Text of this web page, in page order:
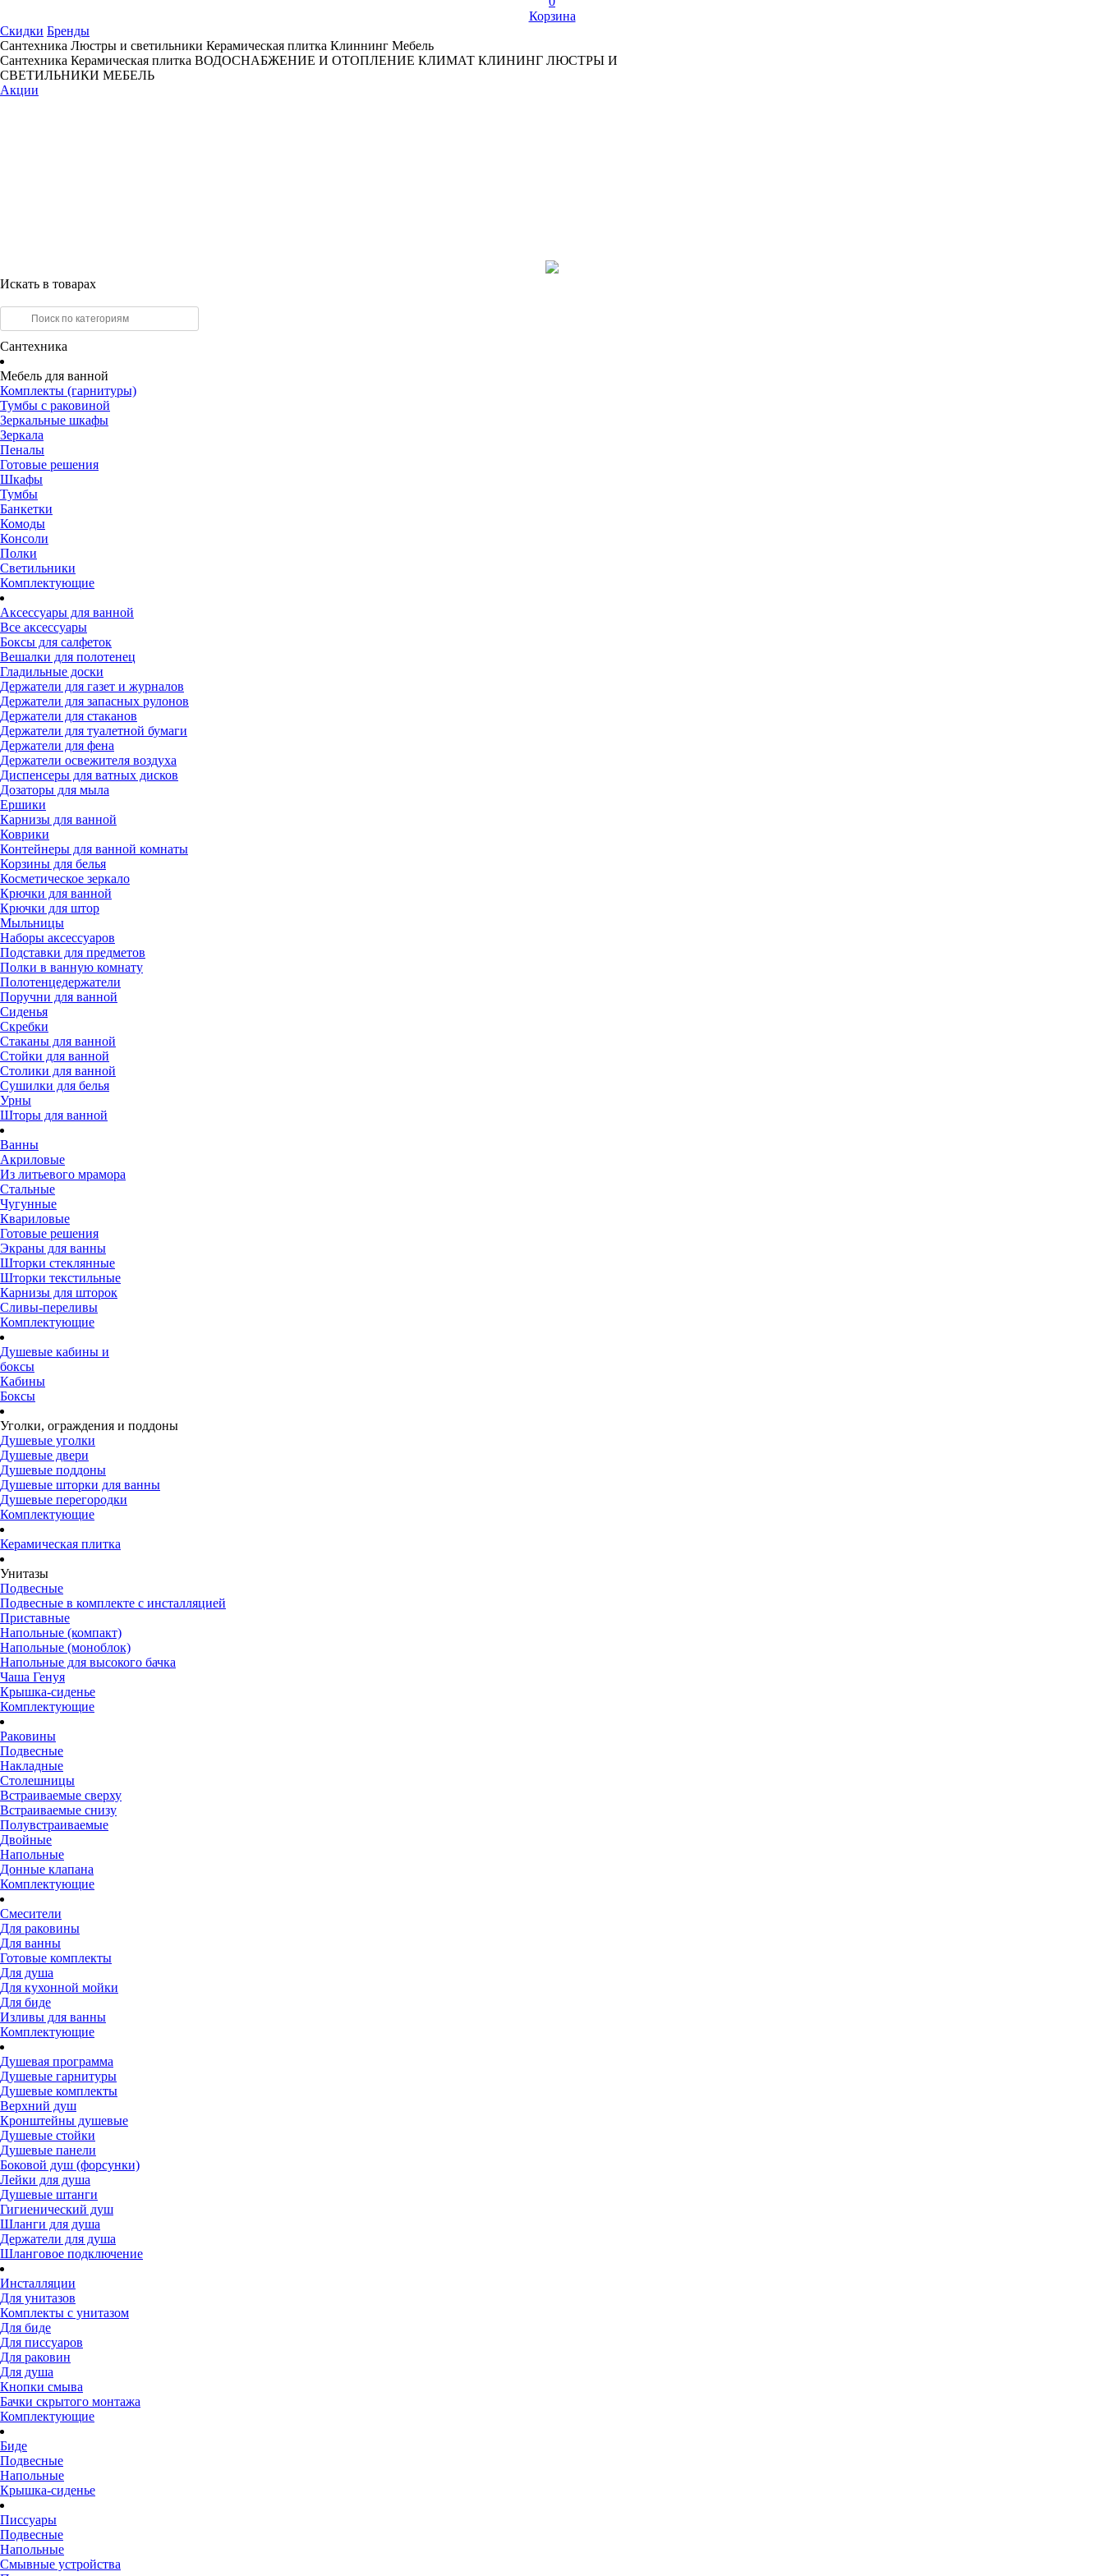
Корзина
Скидки Бренды
Сантехника Люстры и светильники Керамическая плитка Клиннинг Мебель
Сантехника Керамическая плитка ВОДОСНАБЖЕНИЕ И ОТОПЛЕНИЕ КЛИМАТ КЛИНИНГ ЛЮСТРЫ И
СВЕТИЛЬНИКИ МЕБЕЛЬ
Акции
Искать в товарах
Сантехника
Мебель для ванной
Комплекты (гарнитуры)
Тумбы с раковиной
Зеркальные шкафы
Зеркала
Пеналы
Готовые решения
Шкафы
Тумбы
Банкетки
Комоды
Консоли
Полки
Светильники
Комплектующие
Аксессуары для ванной
Все аксессуары
Боксы для салфеток
Вешалки для полотенец
Гладильные доски
Держатели для газет и журналов
Держатели для запасных рулонов
Держатели для стаканов
Держатели для туалетной бумаги
Держатели для фена
Держатели освежителя воздуха
Диспенсеры для ватных дисков
Дозаторы для мыла
Ершики
Карнизы для ванной
Коврики
Контейнеры для ванной комнаты
Корзины для белья
Косметическое зеркало
Крючки для ванной
Крючки для штор
Мыльницы
Наборы аксессуаров
Подставки для предметов
Полки в ванную комнату
Полотенцедержатели
Поручни для ванной
Сиденья
Скребки
Стаканы для ванной
Стойки для ванной
Столики для ванной
Сушилки для белья
Урны
Шторы для ванной
Ванны
Акриловые
Из литьевого мрамора
Стальные
Чугунные
Квариловые
Готовые решения
Экраны для ванны
Шторки стеклянные
Шторки текстильные
Карнизы для шторок
Сливы-переливы
Комплектующие
Душевые кабины и
боксы
Кабины
Боксы
Уголки, ограждения и поддоны
Душевые уголки
Душевые двери
Душевые поддоны
Душевые шторки для ванны
Душевые перегородки
Комплектующие
Керамическая плитка
Унитазы
Подвесные
Подвесные в комплекте с инсталляцией
Приставные
Напольные (компакт)
Напольные (моноблок)
Напольные для высокого бачка
Чаша Генуя
Крышка-сиденье
Комплектующие
Раковины
Подвесные
Накладные
Столешницы
Встраиваемые сверху
Встраиваемые снизу
Полувстраиваемые
Двойные
Напольные
Донные клапана
Комплектующие
Смесители
Для раковины
Для ванны
Готовые комплекты
Для душа
Для кухонной мойки
Для биде
Изливы для ванны
Комплектующие
Душевая программа
Душевые гарнитуры
Душевые комплекты
Верхний душ
Кронштейны душевые
Душевые стойки
Душевые панели
Боковой душ (форсунки)
Лейки для душа
Душевые штанги
Гигиенический душ
Шланги для душа
Держатели для душа
Шланговое подключение
Инсталляции
Для унитазов
Комплекты с унитазом
Для биде
Для писсуаров
Для раковин
Для душа
Кнопки смыва
Бачки скрытого монтажа
Комплектующие
Биде
Подвесные
Напольные
Крышка-сиденье
Писсуары
Подвесные
Напольные
Смывные устройства